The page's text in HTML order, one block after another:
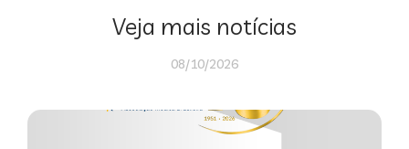
Veja mais notícias
08/10/2026